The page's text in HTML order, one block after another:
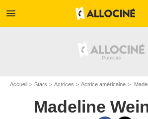
menu
Accueil Stars Actrices Actrice américaine
Madeline